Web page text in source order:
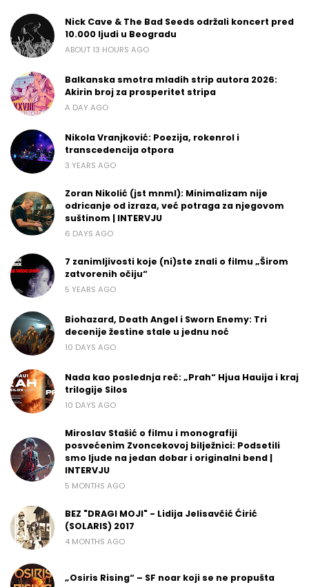
Nick Cave & The Bad Seeds održali koncert pred
10.000 ljudi u Beogradu
ABOUT 13 HOURS AGO
Balkanska smotra mladih strip autora 2026:
Akirin broj za prosperitet stripa
A DAY AGO
Nikola Vranjković: Poezija, rokenrol i
transcedencija otpora
3 YEARS AGO
Zoran Nikolić (jst mnml): Minimalizam nije
odricanje od izraza, već potraga za njegovom
suštinom | INTERVJU
6 DAYS AGO
7 zanimljivosti koje (ni)ste znali o filmu „Širom
zatvorenih očiju“
5 YEARS AGO
Biohazard, Death Angel i Sworn Enemy: Tri
decenije žestine stale u jednu noć
10 DAYS AGO
Nada kao poslednja reč: „Prah“ Hjua Hauija i kraj
trilogije Silos
10 DAYS AGO
Miroslav Stašić o filmu i monografiji
posvećenim Zvoncekovoj bilježnici: Podsetili
smo ljude na jedan dobar i originalni bend |
INTERVJU
5 MONTHS AGO
BEZ "DRAGI MOJI" - Lidija Jelisavčić Ćirić
(SOLARIS) 2017
4 MONTHS AGO
„Osiris Rising“ – SF noar koji se ne propušta